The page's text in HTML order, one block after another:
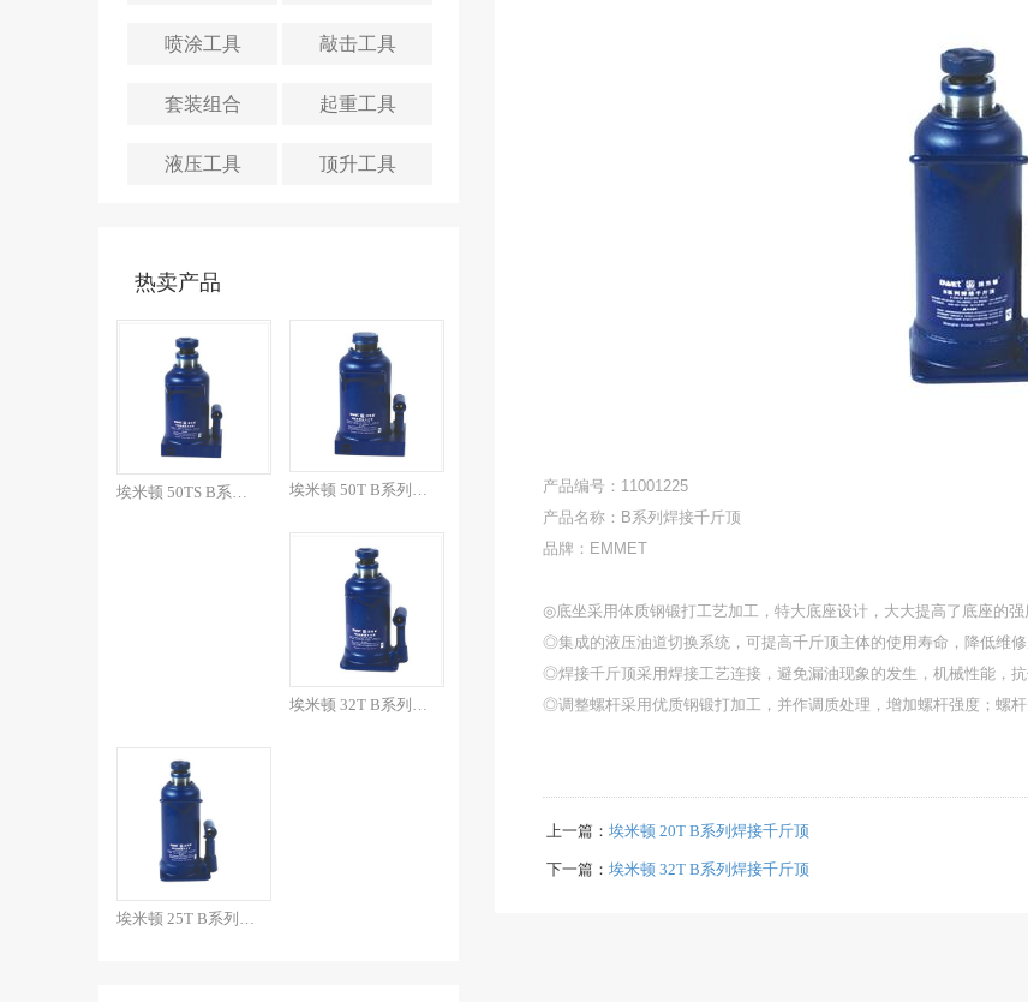
喷涂工具 敲击工具
套装组合 起重工具
液压工具 顶升工具
热卖产品
埃米顿 50TS B系列焊...
埃米顿 25T B系列焊接...
产品编号：11001225
产品名称：B系列焊接千斤顶
品牌：EMMET
◎底坐采用体质钢锻打工艺加工，特大底座设计，大大提高了底座的强
◎集成的液压油道切换系统，可提高千斤顶主体的使用寿命，降低维
◎焊接千斤顶采用焊接工艺连接，避免漏油现象的发生，机械性能，
◎调整螺杆采用优质钢锻打加工，并作调质处理，增加螺杆强度；螺
上一篇： 埃米顿 20T B系列焊接千斤顶
下一篇： 埃米顿 32T B系列焊接千斤顶